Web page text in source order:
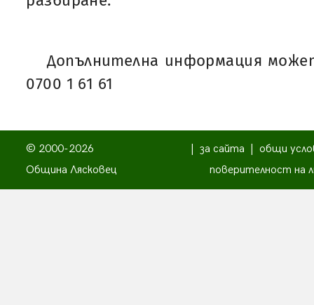
Допълнителна информация
0700 1 61 61
© 2000-2026
Община Лясковец
за сайта
общи
поверителност на